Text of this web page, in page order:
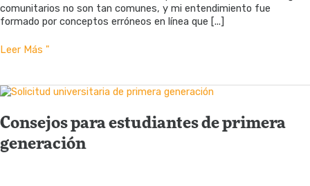
comunitarios no son tan comunes, y mi entendimiento fue
formado por conceptos erróneos en línea que [...]
Navegando
costas:
la
universidad
comunitaria
se
Leer Más "
Consejos para estudiantes de primera
generación